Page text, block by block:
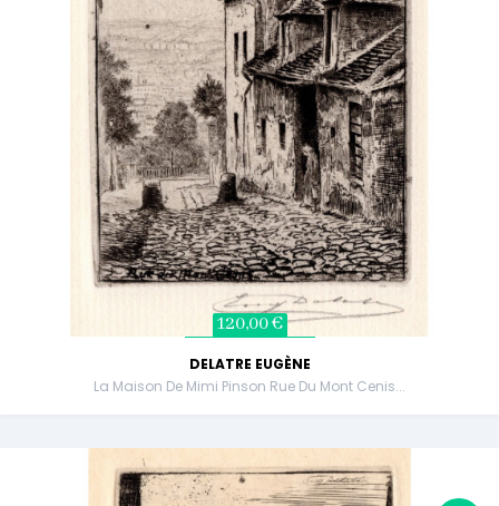
120,00 €
DELATRE EUGÈNE
La Maison De Mimi Pinson Rue Du Mont Cenis...